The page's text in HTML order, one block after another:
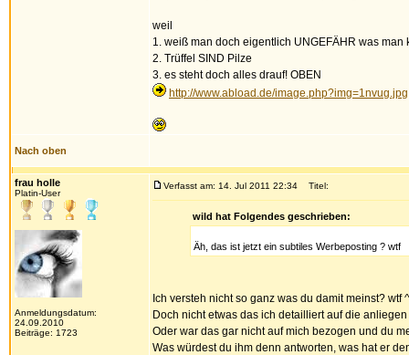
weil
1. weiß man doch eigentlich UNGEFÄHR was man
2. Trüffel SIND Pilze
3. es steht doch alles drauf! OBEN
http://www.abload.de/image.php?img=1nvug.jpg
Nach oben
frau holle
Platin-User
Anmeldungsdatum:
24.09.2010
Beiträge: 1723
Verfasst am: 14. Jul 2011 22:34 Titel:
wild hat Folgendes geschrieben:
Äh, das ist jetzt ein subtiles Werbeposting ? wtf
Ich versteh nicht so ganz was du damit meinst? wtf
Doch nicht etwas das ich detailliert auf die
Oder war das gar nicht auf mich bezogen und du
Was würdest du ihm denn antworten, was hat er